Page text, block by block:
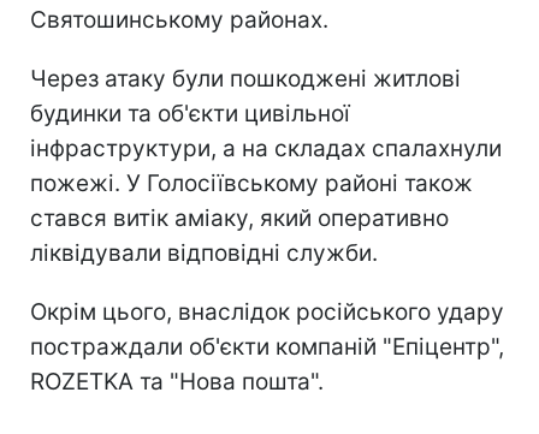
Святошинському районах.
Через атаку були пошкоджені житлові
будинки та об'єкти цивільної
інфраструктури, а на складах спалахнули
пожежі. У Голосіївському районі також
стався витік аміаку, який оперативно
ліквідували відповідні служби.
Окрім цього, внаслідок російського удару
постраждали об'єкти компаній "Епіцентр",
ROZETKA та "Нова пошта".